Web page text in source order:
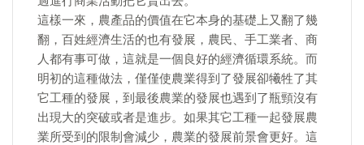
這樣一來，農產品的價值在它本身的基礎上又翻了幾
翻，百姓經濟生活的也有發展，農民、手工業者、商
人都有事可做，這就是一個良好的經濟循環系統。而
明初的這種做法，僅僅使農業得到了發展卻犧牲了其
它工種的發展，到最後農業的發展也遇到了瓶頸沒有
出現大的突破或者是進步。如果其它工種一起發展農
業所受到的限制會減少，農業的發展前景會更好。這